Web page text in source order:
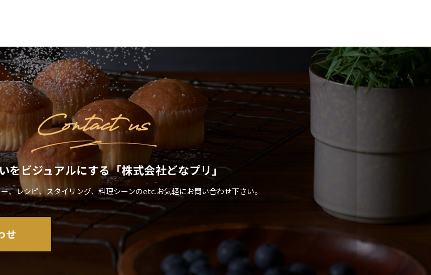
をビジュアルにする「株式会社どなプリ」
、レシピ、スタイリング、料理シーンのetc.お気軽にお問い合わせ下さい。
せ